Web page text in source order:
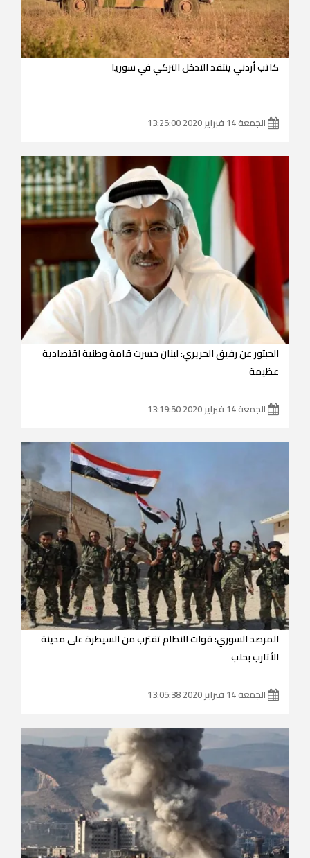
كاتب أردني ينتقد التدخل التركي في سوريا
الجمعة 14 فبراير 2020 13:25:00
الحبتور عن رفيق الحريري: لبنان خسرت قامة وطنية اقتصادية
عظيمة
الجمعة 14 فبراير 2020 13:19:50
‏المرصد السوري: قوات النظام تقترب من السيطرة على مدينة
الأتارب بحلب
الجمعة 14 فبراير 2020 13:05:38